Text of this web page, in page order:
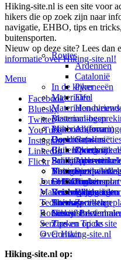
Hiking-site.nl is een site voor
hikers die op zoek zijn naar
navigatie, EHBO, tips en
buitensporten.
Nieuw op deze site? Lees dan
informatie over Hiking-site.nl!
Menu
Facebook
Bluesky
Twitter
YouTube
Instagram
LinkedIn
Flickr
Jouw Hiking-site.nl
Prikbord (forum)
Goodies
Club Hiking-
Schrijfblok-
Virtuele exposities
Fotoalbums
Materialen: kiezen en
In de kijker
Materialen
Materialen-nieuws
Materiaal-
Materiaal-
Boekrecensies
Online
Reisboekhandels
Technieken
Navigatie
EHBO
Verzorging
Thema-artikelen
Routes en
Routes
Ardennen
Catalonië
Pyreneeën
Eifel
Bestemmingen
Andorra
Catalonië
Zweden
Paalkamperen
Thema-artikelen
Andorra
Catalonië
Zweden
Service
Links
Tips en Tricks
Over Hiking-site.nl
Deze site
Over mij
Adverteren
Summit-
Linken naar
Wijzigingen
Sitemap
Nieuwsbrief
Zoeken op de site
Contact
Hiking-site.nl op: